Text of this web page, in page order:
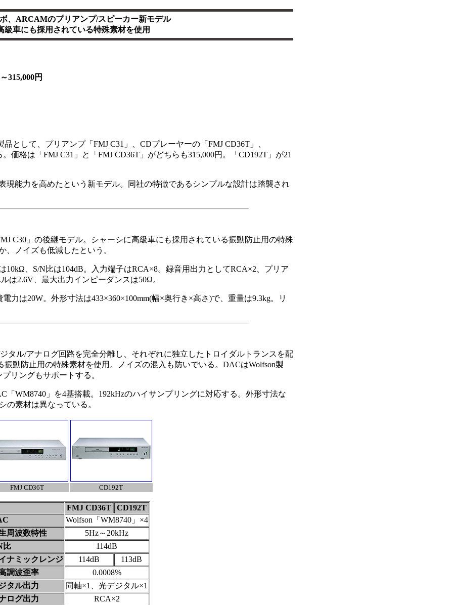
、ARCAMのプリアンプ/スピーカー新モデル
級車にも採用されている特殊素材を使用
315,000円
として、プリアンプ「FMJ C31」、CDプレーヤーの「FMJ CD36T」、
価格は「FMJ C31」と「FMJ CD36T」がどちらも315,000円。「CD192T」が21
能力を高めたという新モデル。同社の特徴であるシンプルな設計は踏襲され
C30」の後継モデル。シャーシに高級車にも採用されている振動防止用の特殊
、ノイズも低減したという。
、S/N比は104dB。入力端子はRCA×8。録音用出力としてRCA×2、プリア
は2.6V、最大出力インピーダンスは50Ω。
は20W。外形寸法は433×360×100mm(幅×奥行き×高さ)で、重量は9.3kg。リ
ル/アナログ回路を完全分離し、それぞれに独立したトロイダルトランスを配
振動防止用の特殊素材を使用。ノイズの混入も防いでいる。DACはWolfson製
リングもサポートする。
WM8740」を4基搭載。192kHzのハイサンプリングに対応する。外形寸法な
の素材は異なっている。
FMJ CD36T CD192T
FMJ CD36T
CD192T
Wolfson「WM8740」×4
周波数特性
5Hz～20kHz
比
114dB
ナミックレンジ
114dB
113dB
調波歪率
0.0008%
タル出力
同軸×1、光デジタル×1
ログ出力
RCA×2